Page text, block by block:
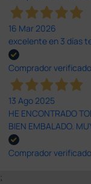
16 Mar 2026
excelente en 3 días
Comprador verificado
13 Ago 2025
HE ENCONTRADO
BIEN EMBALADO.
Comprador verificado
;